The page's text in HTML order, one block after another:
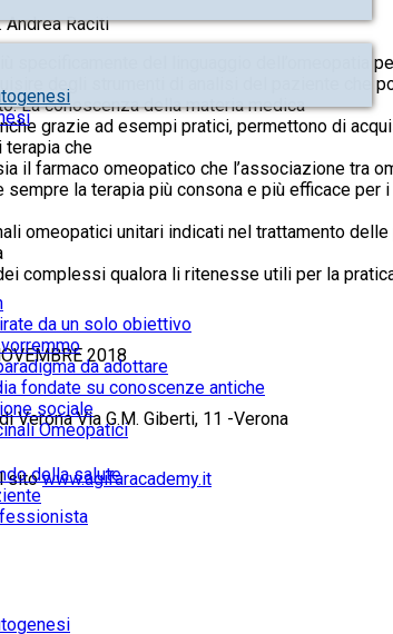
da un solo obiettivo
da adottare
fondate su conoscenze antiche
sociale
Omeopatici
della salute
Raciti
specificamente del linguaggio dell’omeopatia
degli strumenti di analisi del paziente che
La conoscenza della materia medica
grazie ad esempi pratici, permettono di
terapia che
il farmaco omeopatico che l’associazione tra
la terapia più consona e più efficace per
omeopatici unitari indicati nel trattamento
complessi qualora li ritenesse utili per la
2018
Verona Via G.M. Giberti, 11 -Verona
sitowww.agifaracademy.it